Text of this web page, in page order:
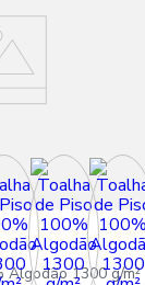
Algodão 1300 g/m²